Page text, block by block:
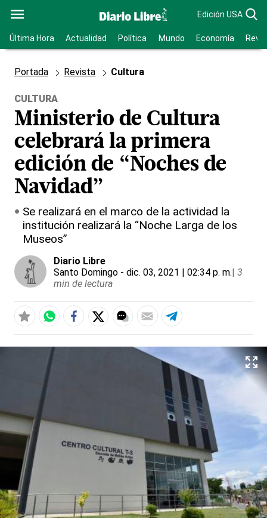
Edición USA
Última Hora Actualidad Política Mundo Economía
Portada Revista Cultura
CULTURA
Ministerio de Cultura
celebrará la primera
edición de “Noches de
Navidad”
Se realizará en el marco de la actividad la
institución realizará la “Noche Larga de los
Museos”
Diario Libre
Santo Domingo - dic. 03, 2021 | 02:34 p. m.| 3
min de lectura